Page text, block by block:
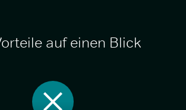
auf einen Blick